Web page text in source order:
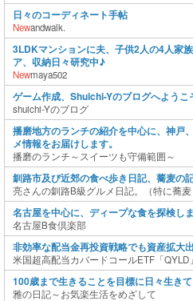
日々のコーディネート手帖
Newandwalk.
3LDKマンションに夫、子供2人の4人家
ア、収納日々研究中♪
Newmaya502
ゲーム作成、Shuichi-Yのブログへようこ
shuichi-Yのブログ
播磨地方のランチの紹介を中心に、神戸
メ情報をお届けします。
播磨のランチ～スイーツも守備範囲～
釧路市及び近郊の食べ歩き日記、蕎麦の
亮さんの釧路B級グルメ日記。（特に蕎麦
名古屋を中心に、ディープな食を探検し
名古屋B食倶楽部
非効率な配当金再投資戦略でも資産拡大
米国超高配当カバードコールETF「
100歳まで生きることを目標に日々生き
雅の日記～お気楽生活をめざして